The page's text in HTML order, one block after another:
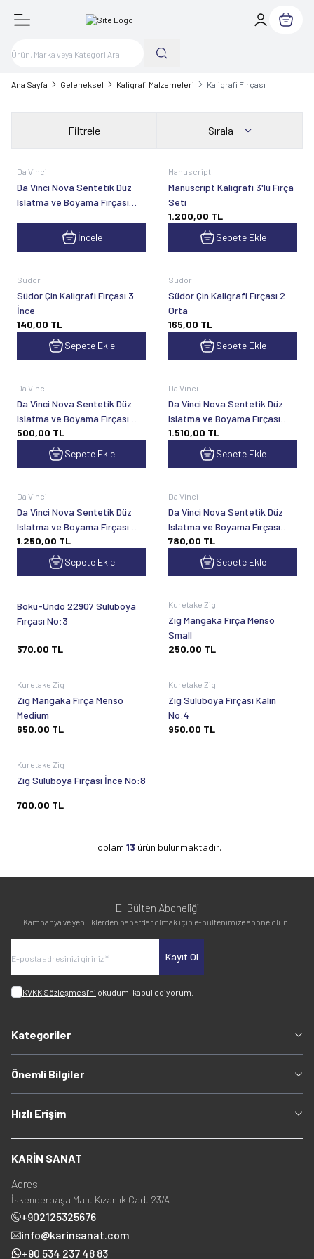
Sepetim
Ana Sayfa Geleneksel Kaligrafi Malzemeleri Kaligrafi Fırçası
Filtrele Sırala
Da Vinci
Da Vinci Nova Sentetik Düz
Islatma ve Boyama Fırçası
İncele
Manuscript
Manuscript Kaligrafi 3'lü Fırça
Seti
1.200,00 TL
Sepete Ekle
Südor
Südor Çin Kaligrafi Fırçası 3
İnce
140,00 TL
Sepete Ekle
Südor
Südor Çin Kaligrafi Fırçası 2
Orta
165,00 TL
Sepete Ekle
Da Vinci
Da Vinci Nova Sentetik Düz
Islatma ve Boyama Fırçası
Seri 18 No:8
500,00 TL
Sepete Ekle
Da Vinci
Da Vinci Nova Sentetik Düz
Islatma ve Boyama Fırçası
Seri 18 No:20
1.510,00 TL
Sepete Ekle
Da Vinci
Da Vinci Nova Sentetik Düz
Islatma ve Boyama Fırçası
Seri 18 No:18
1.250,00 TL
Sepete Ekle
Da Vinci
Da Vinci Nova Sentetik Düz
Islatma ve Boyama Fırçası
Seri 18 No:16
780,00 TL
Sepete Ekle
Boku-Undo 22907 Suluboya
Fırçası No:3
370,00 TL
Kuretake Zig
Zig Mangaka Fırça Menso
Small
250,00 TL
Kuretake Zig
Zig Mangaka Fırça Menso
Medium
650,00 TL
Kuretake Zig
Zig Suluboya Fırçası Kalın
No:4
950,00 TL
Kuretake Zig
Zig Suluboya Fırçası İnce No:8
700,00 TL
Toplam 13 ürün bulunmaktadır.
E-Bülten Aboneliği
Kampanya ve yeniliklerden haberdar olmak için e-bültenimize abone olun!
Kayıt Ol
KVKK Sözleşmesi'ni okudum, kabul ediyorum.
Kategoriler
Önemli Bilgiler
Hızlı Erişim
KARİN SANAT
Adres
İskenderpaşa Mah. Kızanlık Cad. 23/A
+902125325676
info@karinsanat.com
+90 534 237 48 83